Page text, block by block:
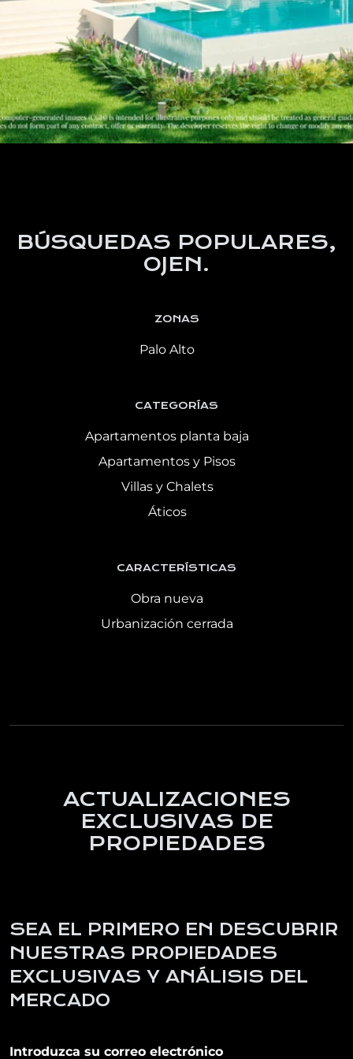
BÚSQUEDAS POPULARES,
OJEN.
ZONAS
Palo Alto
CATEGORÍAS
Apartamentos planta baja
Apartamentos y Pisos
Villas y Chalets
Áticos
CARACTERÍSTICAS
Obra nueva
Urbanización cerrada
ACTUALIZACIONES
EXCLUSIVAS DE
PROPIEDADES
SEA EL PRIMERO EN DESCUBRIR
NUESTRAS PROPIEDADES
EXCLUSIVAS Y ANÁLISIS DEL
MERCADO
Suscribirse a nuestro boletín